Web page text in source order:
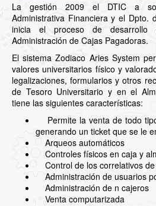
La gestión 2009 el DTIC a
Administrativa Financiera y el Dpto.
inicia el proceso de desarrollo
Administración de Cajas Pagadoras.
El sistema Zodiaco Aries System
valores universitarios físico y
legalizaciones, formularios y otros
de Tesoro Universitario y en el
tiene las siguientes características:
Permite la venta de todo
generando un ticket que se le
Arqueos automáticos
Controles físicos en caja y
Control de los correlativos
Administración de usuarios
Administración de n cajeros
Venta computarizada